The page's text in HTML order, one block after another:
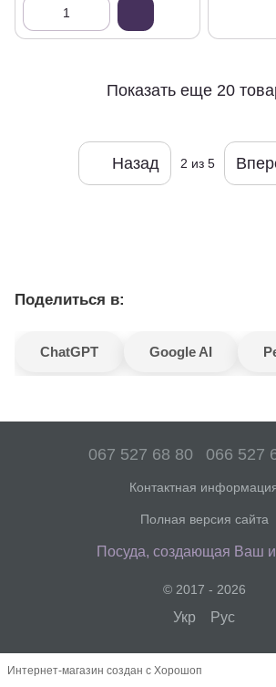
Показать еще 20
Назад 2 из 5
Поделиться в:
ChatGPT Google AI
067 527 68 80 066 527
Контактная
Полная версия сайта
Посуда, создающая Ваш
© 2017 - 2026
Укр Рус
Интернет-магазин создан с Хорошоп